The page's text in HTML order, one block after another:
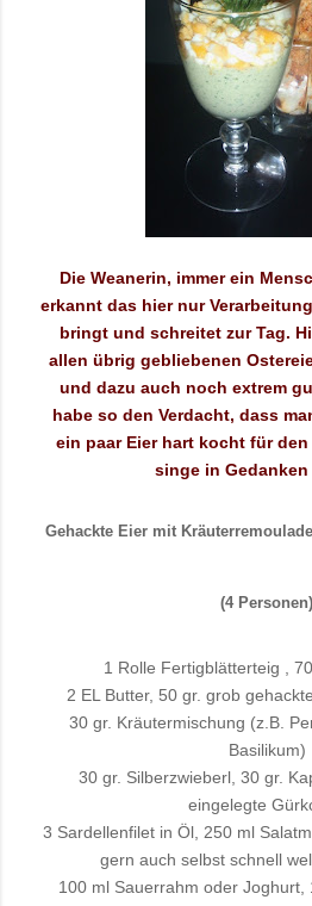
Die Weanerin, immer ein
erkannt das hier nur
bringt und schreitet zur Tag.
allen übrig gebliebenen
und dazu auch noch extrem
habe so den Verdacht, dass
ein paar Eier hart kocht für
singe in Gedanken
Gehackte Eier mit
(4 Personen)
1 Rolle Fertigblätterteig ,
2 EL Butter, 50 gr. grob
30 gr. Kräutermischung (z.B.
Basilikum)
30 gr. Silberzwieberl, 30 gr.
eingelegte
3 Sardellenfilet in Öl, 250 ml
gern auch selbst schnell
100 ml Sauerrahm oder